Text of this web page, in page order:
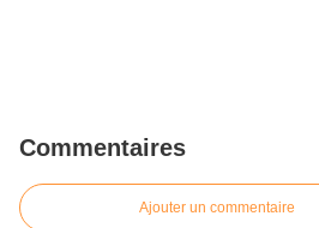
Commentaires
Ajouter un commentaire